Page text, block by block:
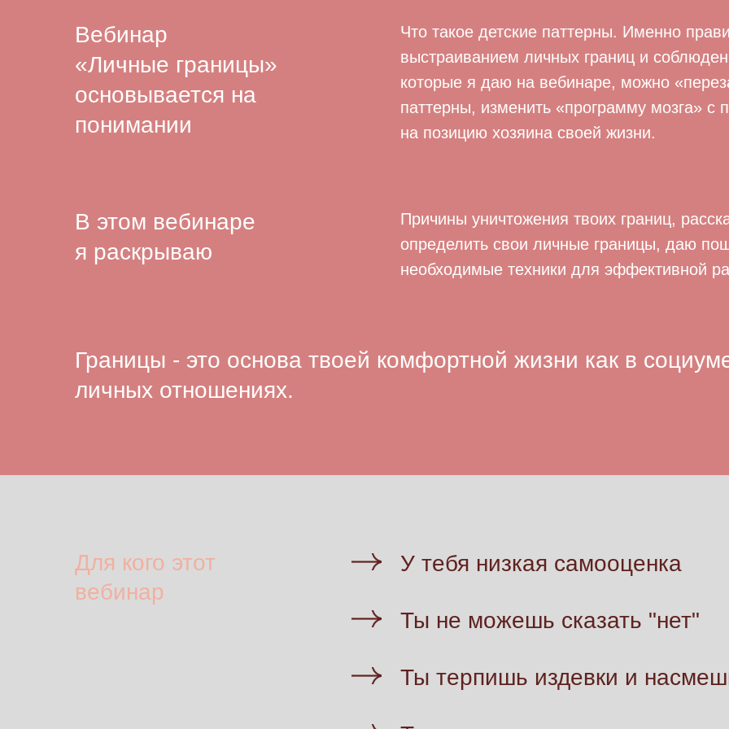
Что такое детские паттерны. Именно
выстраиванием личных границ и
которые я даю на вебинаре, можно
паттерны, изменить «программу мозга» с
на позицию хозяина своей жизни.
Вебинар
«Личные границы»
основывается на
понимании
Причины уничтожения твоих границ,
определить свои личные границы, даю
необходимые техники для эффективной
В этом вебинаре
я раскрываю
Границы - это основа твоей комфортной жизни как в
личных отношениях.
Для кого этот
вебинар
У тебя низкая самооценка
Ты не можешь сказать "нет"
Ты терпишь издевки и